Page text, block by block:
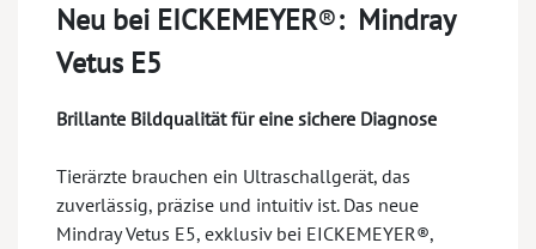
Neu bei EICKEMEYER®: Mindray
Vetus E5
Brillante Bildqualität für eine sichere Diagnose
Tierärzte brauchen ein Ultraschallgerät, das
zuverlässig, präzise und intuitiv ist. Das neue
Mindray Vetus E5, exklusiv bei EICKEMEYER®,